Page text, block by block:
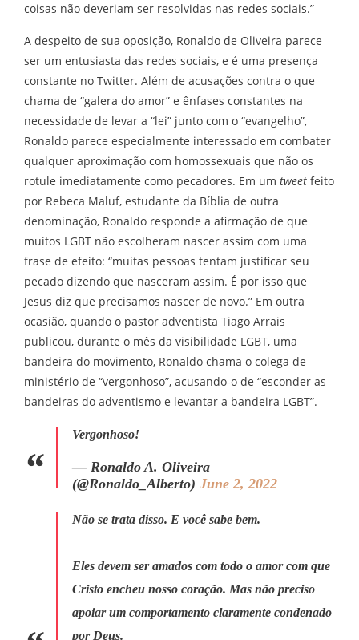
coisas não deveriam ser resolvidas nas redes sociais.”
A despeito de sua oposição, Ronaldo de Oliveira parece
ser um entusiasta das redes sociais, e é uma presença
constante no Twitter. Além de acusações contra o que
chama de “galera do amor” e ênfases constantes na
necessidade de levar a “lei” junto com o “evangelho”,
Ronaldo parece especialmente interessado em combater
qualquer aproximação com homossexuais que não os
rotule imediatamente como pecadores. Em um tweet feito
por Rebeca Maluf, estudante da Bíblia de outra
denominação, Ronaldo responde a afirmação de que
muitos LGBT não escolheram nascer assim com uma
frase de efeito: “muitas pessoas tentam justificar seu
pecado dizendo que nasceram assim. É por isso que
Jesus diz que precisamos nascer de novo.” Em outra
ocasião, quando o pastor adventista Tiago Arrais
publicou, durante o mês da visibilidade LGBT, uma
bandeira do movimento, Ronaldo chama o colega de
ministério de “vergonhoso”, acusando-o de “esconder as
bandeiras do adventismo e levantar a bandeira LGBT”.
Vergonhoso!
— Ronaldo A. Oliveira
(@Ronaldo_Alberto) June 2, 2022
Não se trata disso. E você sabe bem.
Eles devem ser amados com todo o amor com que
Cristo encheu nosso coração. Mas não preciso
apoiar um comportamento claramente condenado
por Deus.